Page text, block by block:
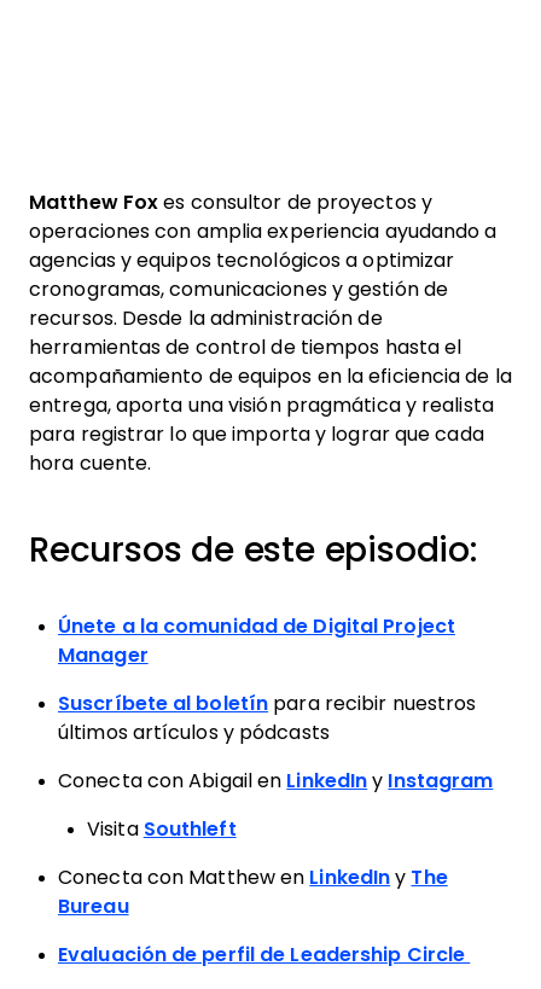
Matthew Fox es consultor de proyectos y
operaciones con amplia experiencia ayudando a
agencias y equipos tecnológicos a optimizar
cronogramas, comunicaciones y gestión de
recursos. Desde la administración de
herramientas de control de tiempos hasta el
acompañamiento de equipos en la eficiencia de la
entrega, aporta una visión pragmática y realista
para registrar lo que importa y lograr que cada
hora cuente.
Recursos de este episodio:
Únete a la comunidad de Digital Project
Manager
Suscríbete al boletín para recibir nuestros
últimos artículos y pódcasts
Conecta con Abigail en LinkedIn y Instagram
Visita Southleft
Conecta con Matthew en LinkedIn y The
Bureau
Evaluación de perfil de Leadership Circle